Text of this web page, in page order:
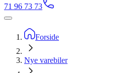
71 96 73 73
Forside
Nye varebiler